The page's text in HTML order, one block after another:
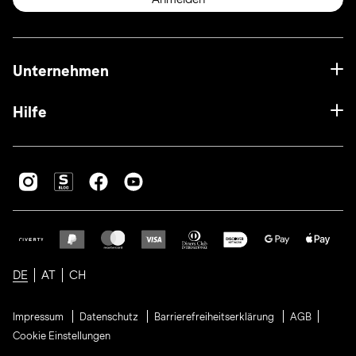
Unternehmen
Hilfe
DE AT CH
Impressum Datenschutz Barrierefreiheitserklärung
AGB
Cookie Einstellungen